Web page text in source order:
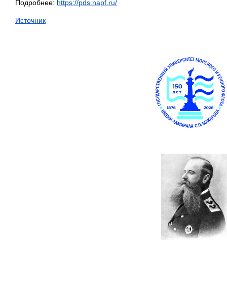
Подробнее: https://pds.napf.ru/
Источник